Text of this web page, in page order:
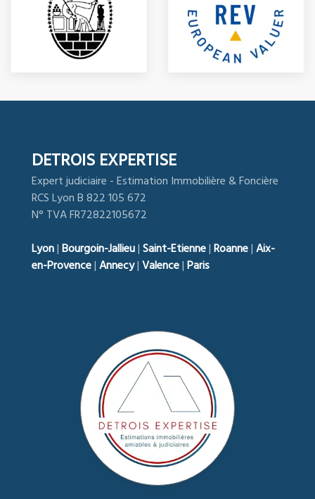
DETROIS EXPERTISE
Expert judiciaire - Estimation Immobilière & Foncière
RCS Lyon B 822 105 672
N° TVA FR72822105672
Lyon|Bourgoin-Jallieu|Saint-Etienne|Roanne|Aix-
en-Provence|Annecy|Valence|Paris